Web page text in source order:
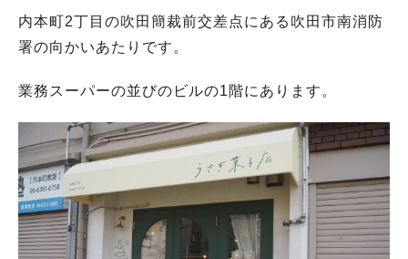
内本町2丁目の吹田簡裁前交差点にある吹田市南消防
署の向かいあたりです。
業務スーパーの並びのビルの1階にあります。